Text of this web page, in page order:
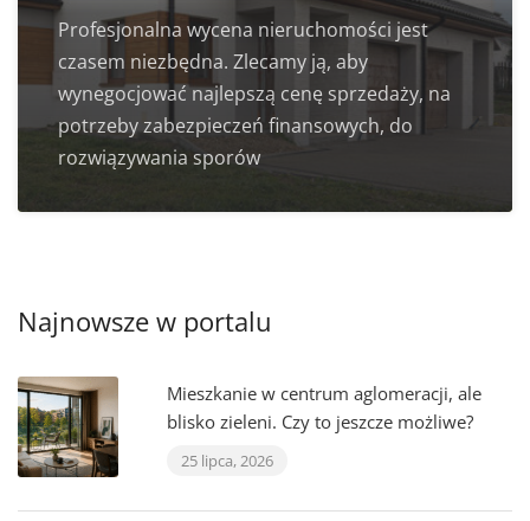
Profesjonalna wycena nieruchomości jest
czasem niezbędna. Zlecamy ją, aby
wynegocjować najlepszą cenę sprzedaży, na
potrzeby zabezpieczeń finansowych, do
rozwiązywania sporów
Najnowsze w portalu
Mieszkanie w centrum aglomeracji, ale
blisko zieleni. Czy to jeszcze możliwe?
25 lipca, 2026